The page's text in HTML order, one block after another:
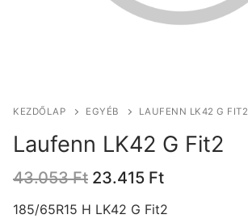
KEZDŐLAP EGYÉB LAUFENN LK42 G FIT2
Laufenn LK42 G Fit2
43.053Ft Original
was:
23.415 FtCurrent
is:
185/65R15 H LK42 G Fit2